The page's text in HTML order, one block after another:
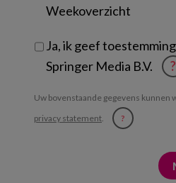
Weekoverzicht
Ja, ik geef
Springer Media B.V.
?
Uw bovenstaande gegevens
privacy statement. ?